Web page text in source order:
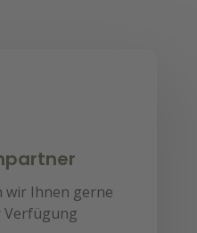
wir Ihnen gerne
Verfügung